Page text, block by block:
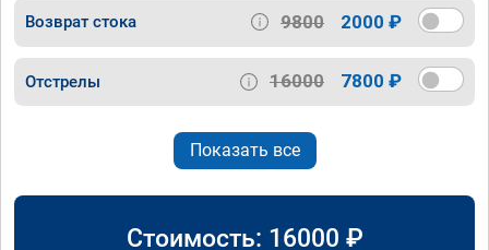
Возврат стока 9800 2000 ₽
Отстрелы 16000 7800 ₽
Показать все
Стоимость: 16000 ₽